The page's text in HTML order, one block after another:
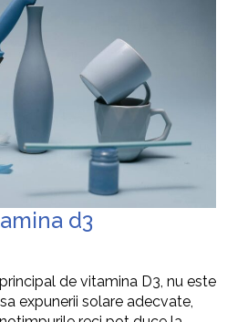
d3
de vitamina D3, nu este
expunerii solare adecvate,